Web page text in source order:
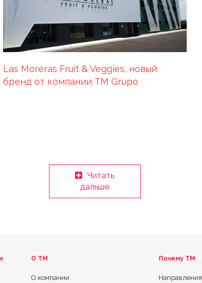
Las Moreras Fruit & Veggies, новый
бренд от компании TM Grupo
Читать
дальше
О ТМ
О компании
Почему TM